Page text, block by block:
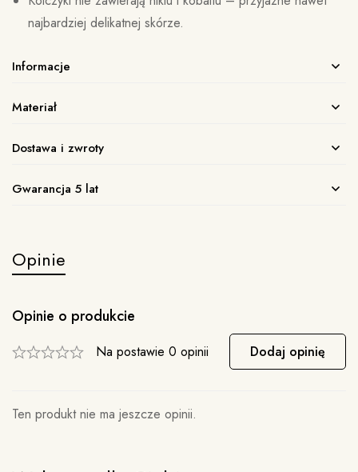
najbardziej delikatnej skórze.
Informacje
Materiał
Dostawa i zwroty
Gwarancja 5 lat
Opinie
Opinie o produkcie
Na postawie 0 opinii Dodaj opinię
Ten produkt nie ma jeszcze opinii.